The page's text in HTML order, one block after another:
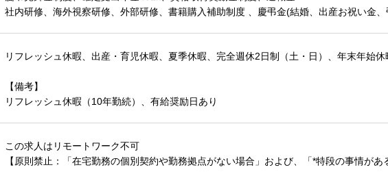
社内研修、海外視察研修、外部研修、書籍購入補助制度 、慶弔金(結婚、出産お祝い金
リフレッシュ休暇、出産・育児休暇、夏季休暇、完全週休2日制（土・日）、年末年始
【備考】
リフレッシュ休暇（10年勤続）、有給奨励日あり
この求人はリモートワーク不可
【原則禁止：「在宅勤務の個別契約や勤務拠点がない場合」および、「*特段の事情があ